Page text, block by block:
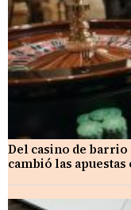
Del casino de barrio
cambió las